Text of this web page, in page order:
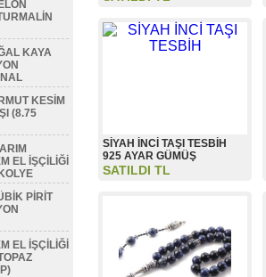
KAYA
KESİM
(8.75
EL İŞÇİLİĞİ
PİRİT
EL İŞÇİLİĞİ
SİYAH İNCİ TAŞI TESBİH
925 AYAR GÜMÜŞ
SATILDI TL